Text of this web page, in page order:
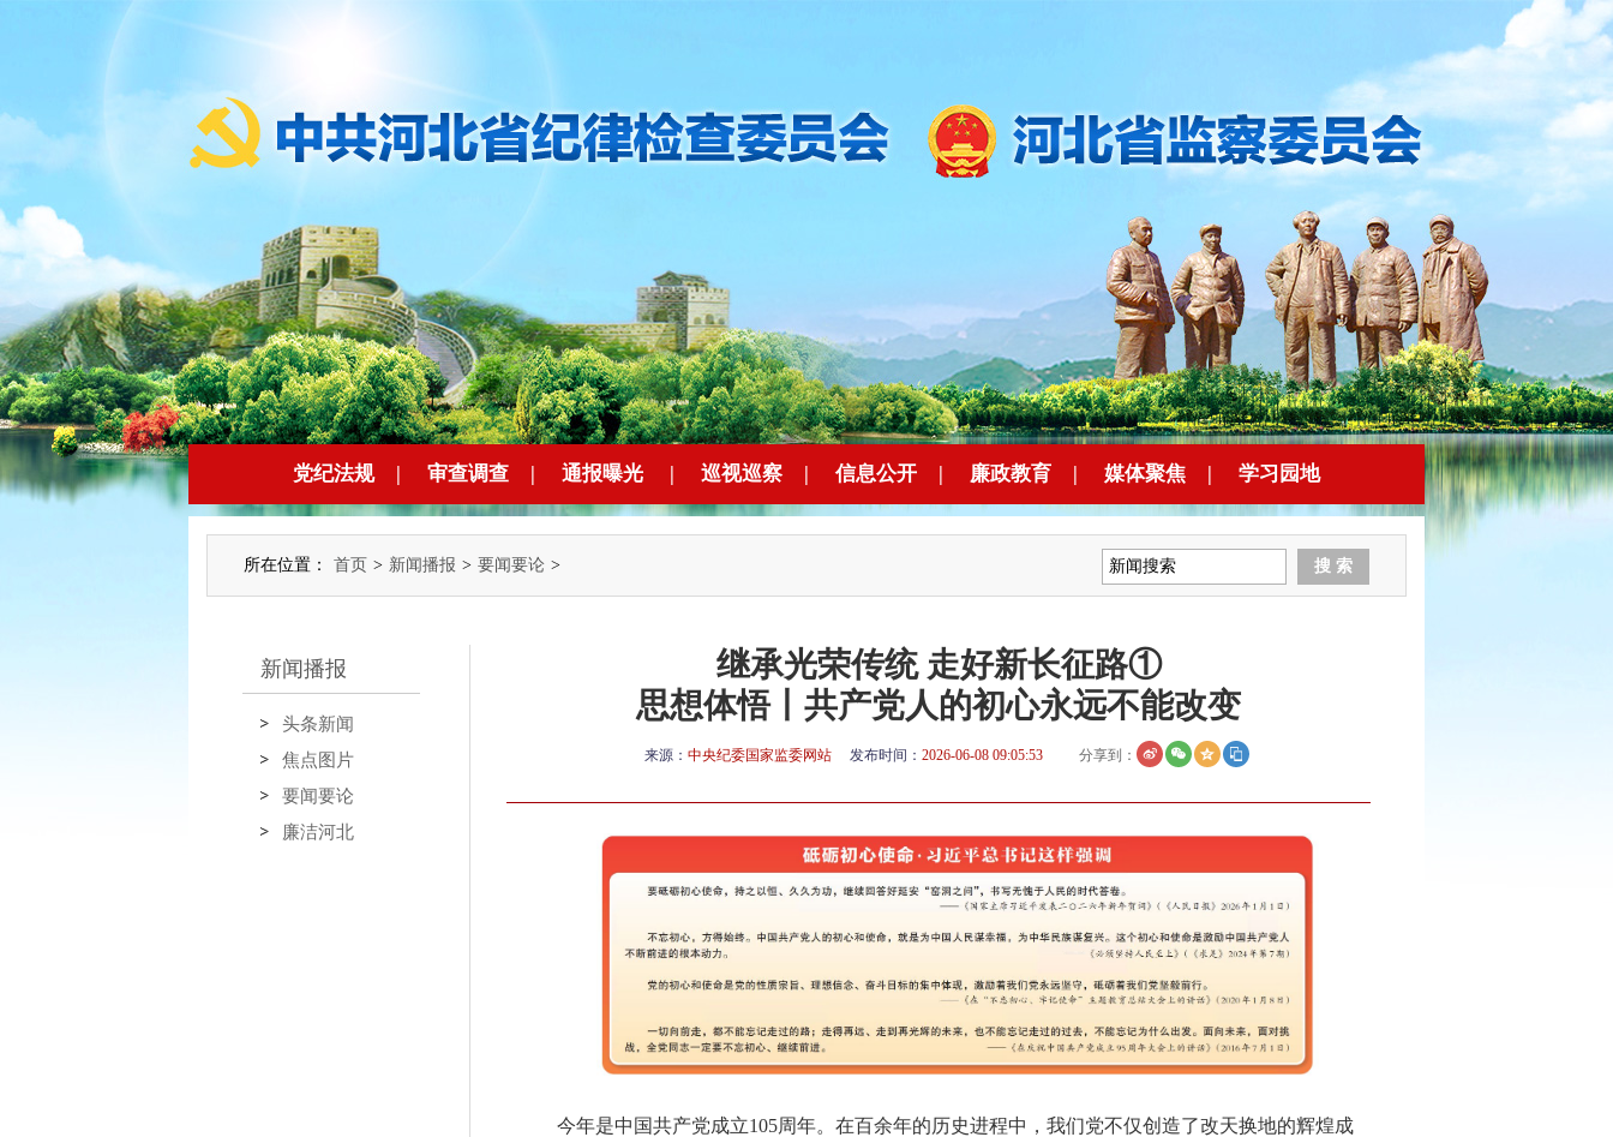
党纪法规 | 审查调查 | 通报曝光 | 巡视巡察 | 信息公开 | 廉政教育 | 媒体聚焦 | 学习园地
所在位置： 首页 > 新闻播报 > 要闻要论 >
新闻播报
头条新闻
焦点图片
要闻要论
廉洁河北
继承光荣传统 走好新长征路①
思想体悟丨共产党人的初心永远不能改变
来源： 中央纪委国家监委网站 发布时间： 2026-06-08 09:05:53 分享到：
今年是中国共产党成立105周年。在百余年的历史进程中，我们党不仅创造了改天换地的辉煌成